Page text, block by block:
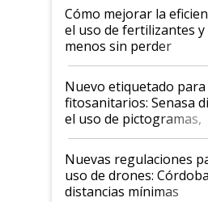
Cómo mejorar la
el uso de fertilizantes
menos sin perder
productividad en la
fina
Nuevo etiquetado para
fitosanitarios: Senasa
el uso de pictogramas,
palabras de
indicaciones
Nuevas regulaciones
uso de drones:
distancias mínimas